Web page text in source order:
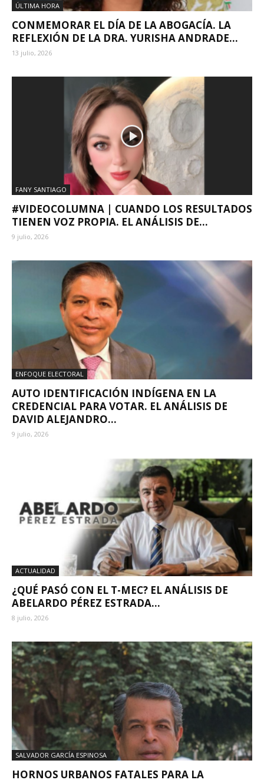
ÚLTIMA HORA
CONMEMORAR EL DÍA DE LA ABOGACÍA. LA
REFLEXIÓN DE LA DRA. YURISHA ANDRADE...
13 julio, 2026
FANY SANTIAGO
#VIDEOCOLUMNA | CUANDO LOS RESULTADOS
TIENEN VOZ PROPIA. EL ANÁLISIS DE...
9 julio, 2026
ENFOQUE ELECTORAL
AUTO IDENTIFICACIÓN INDÍGENA EN LA
CREDENCIAL PARA VOTAR. EL ANÁLISIS DE
DAVID ALEJANDRO...
9 julio, 2026
ACTUALIDAD
¿QUÉ PASÓ CON EL T-MEC? EL ANÁLISIS DE
ABELARDO PÉREZ ESTRADA...
8 julio, 2026
SALVADOR GARCÍA ESPINOSA
HORNOS URBANOS FATALES PARA LA